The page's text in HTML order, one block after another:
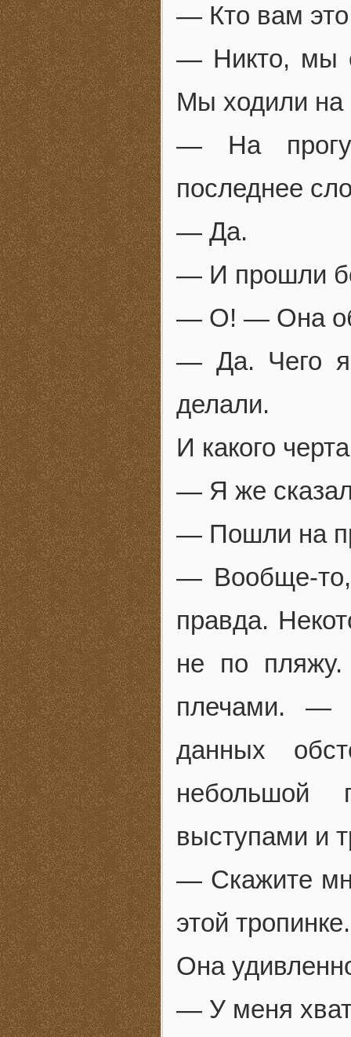
— Кто вам это
— Никто, мы
Мы ходили на
— На
последнее
— Да.
— И прошли
— О! — Она
— Да. Чего я
делали.
И какого
— Я же
— Пошли на
— Вообще-
правда.
не по
плечами. —
данных
небольшой
выступами и
— Скажите
этой тропинке.
Она
— У меня